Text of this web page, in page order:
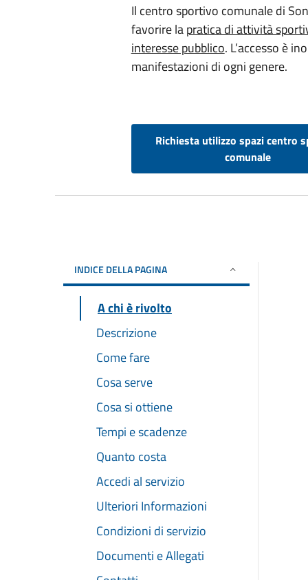
Il centro sportivo comunale di
favorire lapratica di attività
interesse pubblico. L’accesso è
manifestazioni di ogni genere.
Richiesta utilizzo spazi centro
comunale
INDICE DELLA PAGINA
A chi è rivolto
Descrizione
Come fare
Cosa serve
Cosa si ottiene
Tempi e scadenze
Quanto costa
Accedi al servizio
Ulteriori Informazioni
Condizioni di servizio
Documenti e Allegati